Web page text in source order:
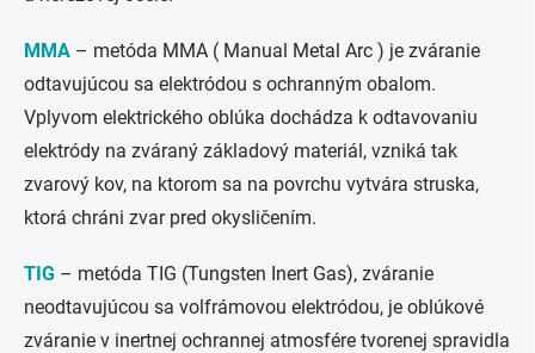
MMA – metóda MMA ( Manual Metal Arc ) je zváranie
odtavujúcou sa elektródou s ochranným obalom.
Vplyvom elektrického oblúka dochádza k odtavovaniu
elektródy na zváraný základový materiál, vzniká tak
zvarový kov, na ktorom sa na povrchu vytvára struska,
ktorá chráni zvar pred okysličením.
TIG – metóda TIG (Tungsten Inert Gas), zváranie
neodtavujúcou sa volfrámovou elektródou, je oblúkové
zváranie v inertnej ochrannej atmosfére tvorenej spravidla